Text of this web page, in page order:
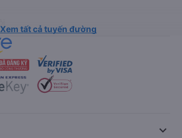
Xem tất cả tuyến đường
keyboard_arrow_down